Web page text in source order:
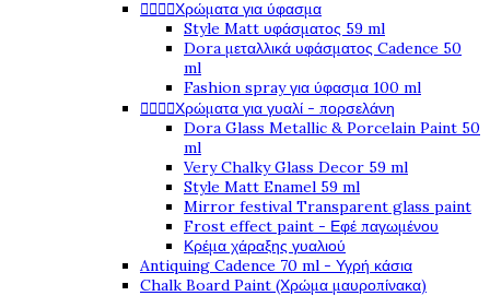
Χρώματα για ύφασμα
Style Matt υφάσματος 59 ml
Dora μεταλλικά υφάσματος Cadence 50
ml
Fashion spray για ύφασμα 100 ml
Χρώματα για γυαλί - πορσελάνη
Dora Glass Metallic & Porcelain Paint 50
ml
Very Chalky Glass Decor 59 ml
Style Matt Enamel 59 ml
Mirror festival Transparent glass paint
Frost effect paint - Εφέ παγωμένου
Κρέμα χάραξης γυαλιού
Antiquing Cadence 70 ml - Υγρή κάσια
Chalk Board Paint (Χρώμα μαυροπίνακα)